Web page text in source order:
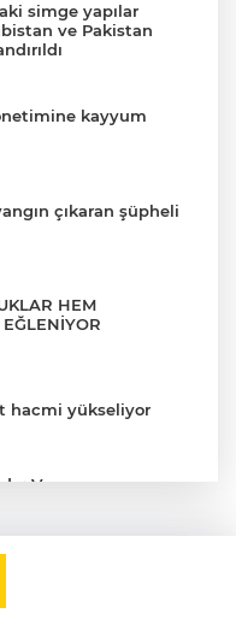
simge yapılar
ve Pakistan
kayyum
çıkaran şüpheli
HEM
hacmi yükseliyor
Van ve
kilogram uyuşturucu